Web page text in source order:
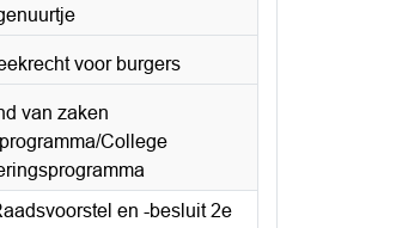
voor burgers
van zaken
College
en -besluit 2e